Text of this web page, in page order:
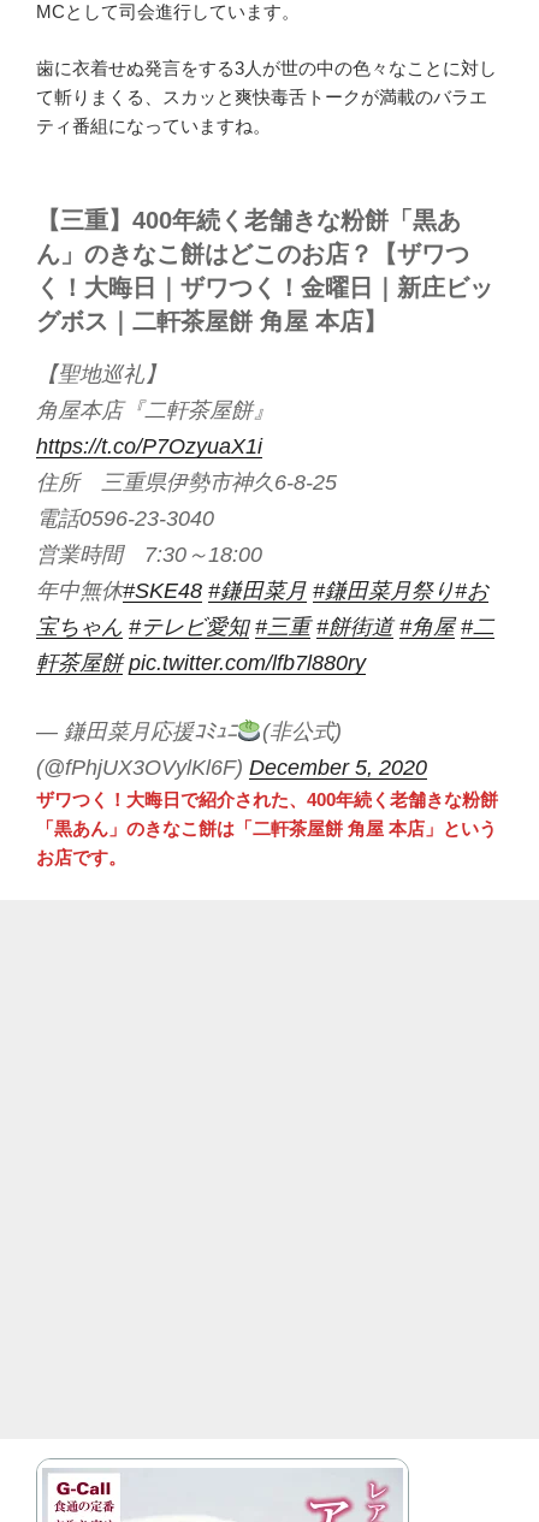
MCとして司会進行しています。
歯に衣着せぬ発言をする3人が世の中の色々なことに対し
て斬りまくる、スカッと爽快毒舌トークが満載のバラエ
ティ番組になっていますね。
【三重】400年続く老舗きな粉餅「黒あ
ん」のきなこ餅はどこのお店？【ザワつ
く！大晦日｜ザワつく！金曜日｜新庄ビッ
グボス｜二軒茶屋餅 角屋 本店】
【聖地巡礼】
角屋本店『二軒茶屋餅』
https://t.co/P7OzyuaX1i
住所 三重県伊勢市神久6-8-25
電話0596-23-3040
営業時間 7:30～18:00
年中無休#SKE48 #鎌田菜月 #鎌田菜月祭り#お
宝ちゃん #テレビ愛知 #三重 #餅街道 #角屋 #二
軒茶屋餅 pic.twitter.com/lfb7l880ry
— 鎌田菜月応援ｺﾐｭﾆ
(非公式)
(@fPhjUX3OVylKl6F) December 5, 2020
ザワつく！大晦日で紹介された、400年続く老舗きな粉餅
「黒あん」のきなこ餅は「二軒茶屋餅 角屋 本店」という
お店です。